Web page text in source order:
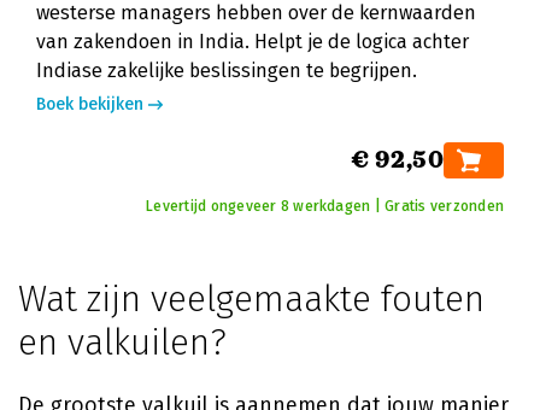
westerse managers hebben over de kernwaarden
van zakendoen in India. Helpt je de logica achter
Indiase zakelijke beslissingen te begrijpen.
Boek bekijken
€ 92,50
Levertijd ongeveer 8 werkdagen | Gratis verzonden
Wat zijn veelgemaakte fouten
en valkuilen?